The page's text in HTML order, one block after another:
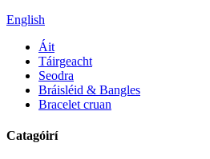
English
Áit
Táirgeacht
Seodra
Bráisléid & Bangles
Bracelet cruan
Catagóirí